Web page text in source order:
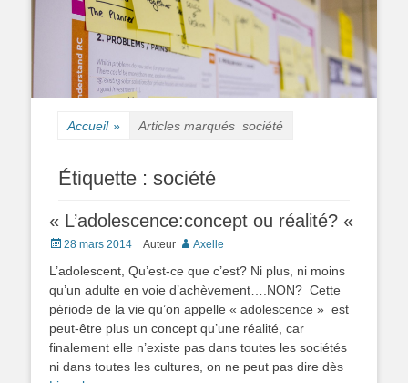
Accueil » Articles marqués société
Étiquette : société
« L’adolescence:concept ou réalité? «
Posté28 mars 2014 Auteur Axelle
L’adolescent, Qu’est-ce que c’est? Ni plus, ni moins
qu’un adulte en voie d’achèvement….NON? Cette
période de la vie qu’on appelle « adolescence » est
peut-être plus un concept qu’une réalité, car
finalement elle n’existe pas dans toutes les sociétés
ni dans toutes les cultures, on ne peut pas dire dès